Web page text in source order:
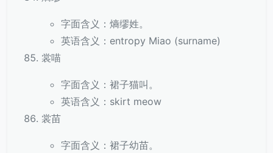
字面含义：熵缪姓。
英语含义：entropy Miao (surname)
裳喵
字面含义：裙子猫叫。
英语含义：skirt meow
裳苗
字面含义：裙子幼苗。